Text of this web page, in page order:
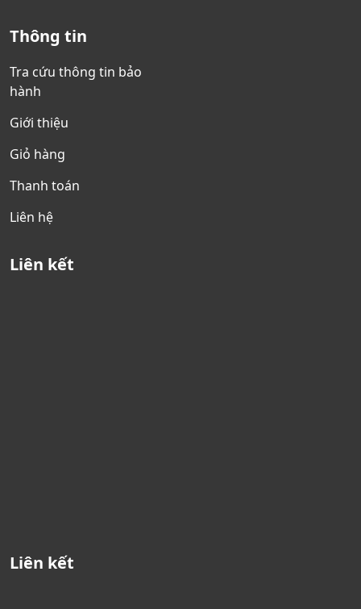
Thông tin
Tra cứu thông tin bảo
hành
Giới thiệu
Giỏ hàng
Thanh toán
Liên hệ
Liên kết
Liên kết